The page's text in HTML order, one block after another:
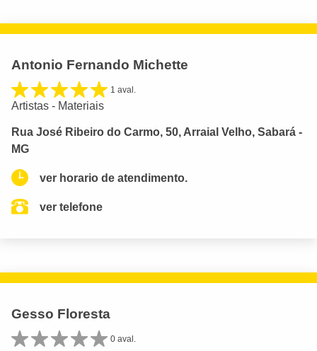
Antonio Fernando Michette
1 aval.
Artistas - Materiais
Rua José Ribeiro do Carmo, 50, Arraial Velho, Sabará -
MG
ver horario de atendimento.
ver telefone
Gesso Floresta
0 aval.